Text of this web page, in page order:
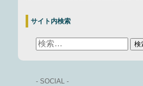
サイト内検索
- SOCIAL -